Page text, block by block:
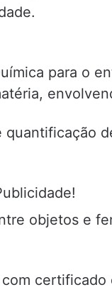
para o
objetos e